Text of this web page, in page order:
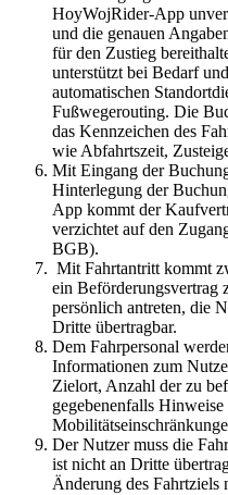
HoyWojRider-App
und die genauen
für den Zustieg
unterstützt bei Bedarf
automatischen
Fußwegerouting. Die
das Kennzeichen des
wie Abfahrtszeit,
Mit Eingang der
Hinterlegung der
App kommt der
verzichtet auf den
BGB).
Mit Fahrtantritt kommt
ein Beförderungsvertrag
persönlich antreten, die
Dritte übertragbar.
Dem Fahrpersonal
Informationen zum
Zielort, Anzahl der zu
gegebenenfalls Hinweise
Der Nutzer muss die
ist nicht an Dritte
Änderung des